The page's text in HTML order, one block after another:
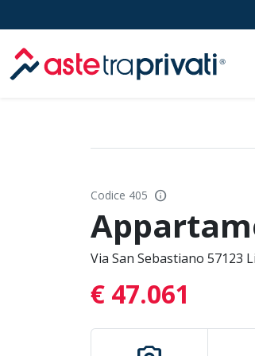
Codice 405 info
Via San Sebastiano 57123
€ 47.061